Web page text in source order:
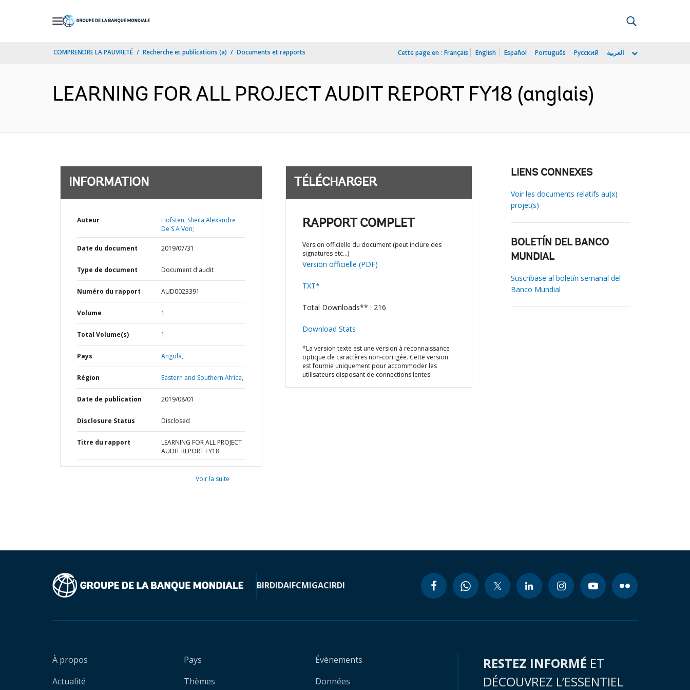
COMPRENDRE LA PAUVRETÉ Recherche et publications (a) Documents et rapports Cette page en : Français English Español Português Русский العربية
LEARNING FOR ALL PROJECT AUDIT REPORT FY18 (anglais)
INFORMATION
Auteur
Hofsten, Sheila Alexandre
De S A Von;
Date du document 2019/07/31
Type de document Document d'audit
Numéro du rapport AUD0023391
Volume 1
Total Volume(s) 1
Pays Angola,
Région Eastern and Southern Africa,
Date de publication 2019/08/01
Disclosure Status Disclosed
Titre du rapport
LEARNING FOR ALL PROJECT
AUDIT REPORT FY18
Voir la suite
TÉLÉCHARGER
RAPPORT COMPLET
Version officielle du document (peut inclure des
signatures etc…)
Version officielle (PDF)
TXT*
Total Downloads** : 216
Download Stats
*La version texte est une version à reconnaissance
optique de caractères non-corrigée. Cette version
est fournie uniquement pour accommoder les
utilisateurs disposant de connections lentes.
LIENS CONNEXES
Voir les documents relatifs au(x)
projet(s)
BOLETÍN DEL BANCO
MUNDIAL
Suscríbase al boletín semanal del
Banco Mundial
BIRDIDAIFCMIGACIRDI
À propos
Actualité
Pays
Thèmes
Évènements
Données
RESTEZ INFORMÉ ET
DÉCOUVREZ L’ESSENTIEL